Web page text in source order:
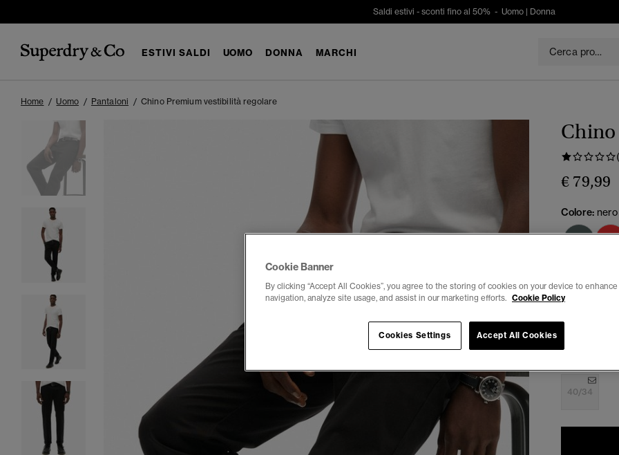
Saldi estivi - sconti fino al 50% - Uomo | Donna
ESTIVI SALDI UOMO DONNA MARCHI
Home Uomo Pantaloni Chino Premium vestibilità regolare
€ 79,99
Colore: nero
40/34
Cookie Banner
By clicking “Accept All Cookies”, you agree to the storing of cookies on your device to
navigation, analyze site usage, and assist in our marketing efforts. Cookie Policy
Cookies Settings Accept All Cookies